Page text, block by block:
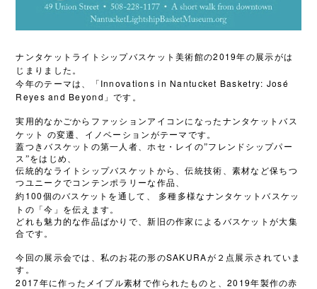
ナンタケットライトシップバスケット美術館の2019年の展示がは
じまりました。
今年のテーマは、「 Innovations in Nantucket Basketry: José
Reyes and Beyond 」です。
実用的なかごからファッションアイコンになったナンタケットバス
ケット
の変遷、イノベーションがテーマです。
蓋つきバスケットの第一人者、ホセ・レイの”フレンドシップパー
ス”をはじめ、
伝統的なライトシップバスケットから、伝統技術、素材など保ちつ
つユニークでコンテンポラリーな作品、
約 100 個のバスケットを通して、 多種多様なナンタケットバスケッ
ト の「今」 を伝えます。
どれも魅力的な作品ばかりで、新旧の作家によるバスケットが大集
合です。
今回の展示会では、私のお花の形のSAKURAが２点展示されていま
す。
2017年に作ったメイプル素材で作られたものと、2019年製作の赤